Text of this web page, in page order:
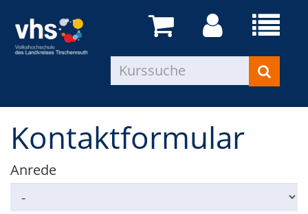
Kontaktformular
Anrede